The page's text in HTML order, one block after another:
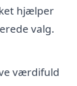
hjælper
valg.
værdifuld